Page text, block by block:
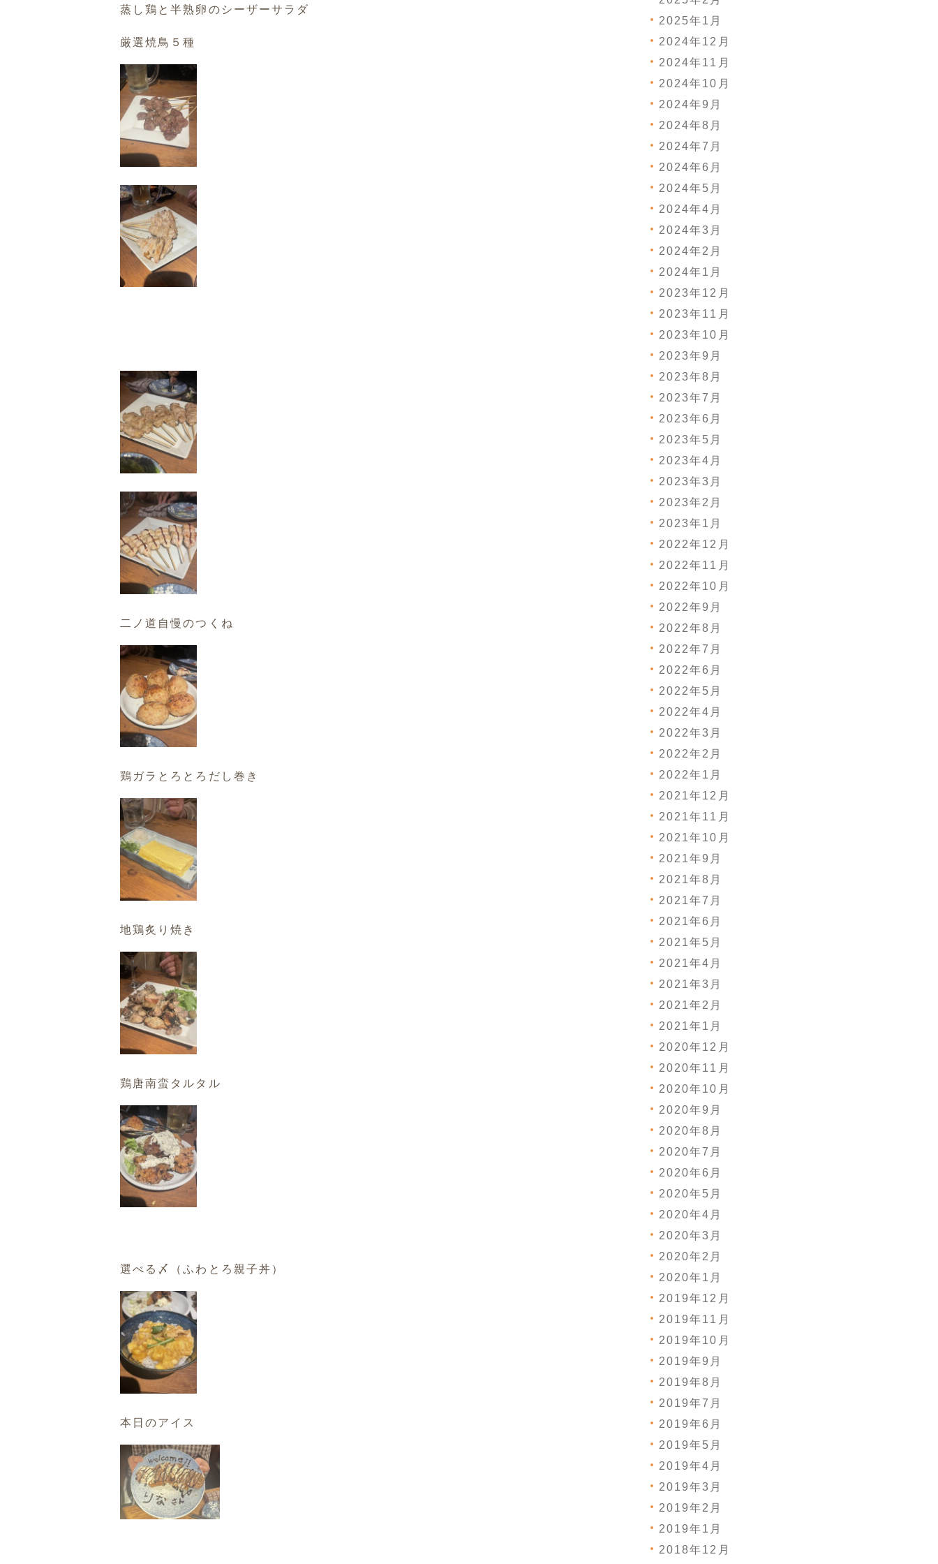
蒸し鶏と半熟卵のシーザーサラダ
厳選焼鳥５種
二ノ道自慢のつくね
鶏ガラとろとろだし巻き
地鶏炙り焼き
鶏唐南蛮タルタル
選べる〆（ふわとろ親子丼）
本日のアイス
2025年1月
2024年12月
2024年11月
2024年10月
2024年9月
2024年8月
2024年7月
2024年6月
2024年5月
2024年4月
2024年3月
2024年2月
2024年1月
2023年12月
2023年11月
2023年10月
2023年9月
2023年8月
2023年7月
2023年6月
2023年5月
2023年4月
2023年3月
2023年2月
2023年1月
2022年12月
2022年11月
2022年10月
2022年9月
2022年8月
2022年7月
2022年6月
2022年5月
2022年4月
2022年3月
2022年2月
2022年1月
2021年12月
2021年11月
2021年10月
2021年9月
2021年8月
2021年7月
2021年6月
2021年5月
2021年4月
2021年3月
2021年2月
2021年1月
2020年12月
2020年11月
2020年10月
2020年9月
2020年8月
2020年7月
2020年6月
2020年5月
2020年4月
2020年3月
2020年2月
2020年1月
2019年12月
2019年11月
2019年10月
2019年9月
2019年8月
2019年7月
2019年6月
2019年5月
2019年4月
2019年3月
2019年2月
2019年1月
2018年12月